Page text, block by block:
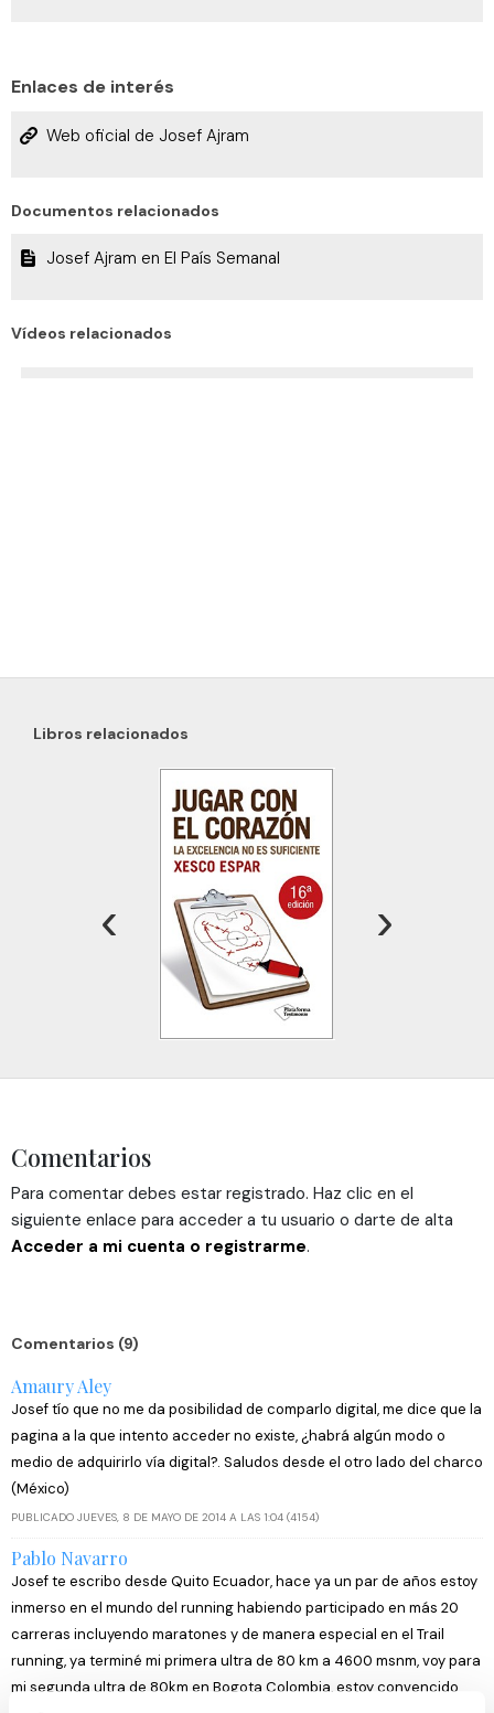
Enlaces de interés
Web oficial de Josef Ajram
Documentos relacionados
Josef Ajram en El País Semanal
Vídeos relacionados
Libros relacionados
‹ ›
Comentarios
Para comentar debes estar registrado. Haz clic en el
siguiente enlace para acceder a tu usuario o darte de alta
Acceder a mi cuenta o registrarme.
Comentarios (9)
Amaury Aley
Josef tío que no me da posibilidad de comparlo digital, me dice que la
pagina a la que intento acceder no existe, ¿habrá algún modo o
medio de adquirirlo vía digital?. Saludos desde el otro lado del charco
(México)
PUBLICADO JUEVES, 8 DE MAYO DE 2014 A LAS 1:04 (4154)
Pablo Navarro
Josef te escribo desde Quito Ecuador, hace ya un par de años estoy
inmerso en el mundo del running habiendo participado en más 20
carreras incluyendo maratones y de manera especial en el Trail
running, ya terminé mi primera ultra de 80 km a 4600 msnm, voy para
mi segunda ultra de 80km en Bogota Colombia, estoy convencido